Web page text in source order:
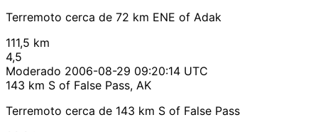
Terremoto cerca de 72 km ENE of Adak
111,5 km
4,5
Moderado 2006-08-29 09:20:14 UTC
143 km S of False Pass, AK
Terremoto cerca de 143 km S of False Pass